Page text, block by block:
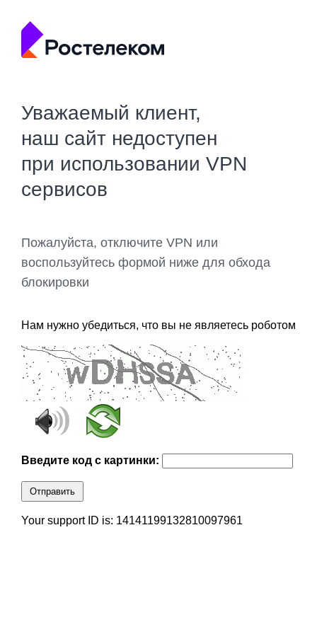
Уважаемый клиент,
наш сайт недоступен
при использовании VPN
сервисов
Пожалуйста, отключите VPN или
воспользуйтесь формой ниже для обхода
блокировки
Нам нужно убедиться, что вы не являетесь роботом
Введите код с картинки:
Отправить
Your support ID is: 14141199132810097961